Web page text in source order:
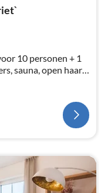
10 personen + 1
sauna, open haard,
keuken